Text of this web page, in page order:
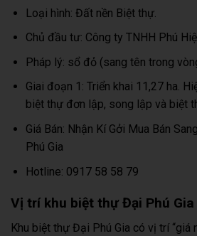
Loại hình: Đất nền Biệt thự.
Chủ đầu tư: Công ty TNHH Phú
Pháp lý: sổ đỏ (sang tên trong
Giai đoạn 1: Triển khai 11,27 ha.
biệt thự đơn lập, song lập và biệt
Giá Bán: Nhận Kí Gởi Mua Bán
Phú Gia
Hotline: 0917 58 58 79
Vị trí khu biệt thự Đại Phú Gia
Khu biệt thự Đại Phú Gia có vị trí “giá